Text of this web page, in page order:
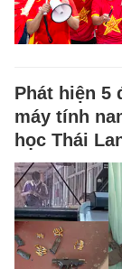
Phát hiện 5
máy tính
học Thái